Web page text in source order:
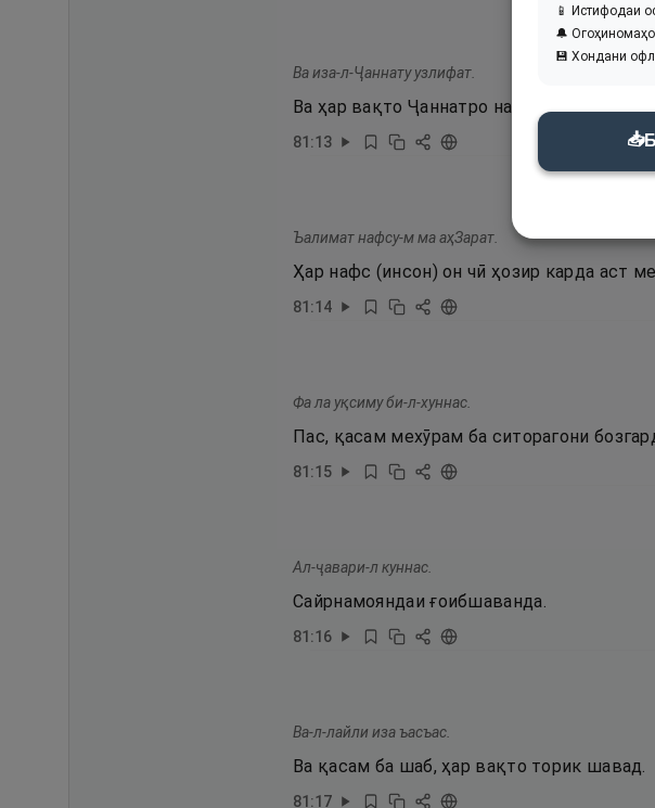
Ва иза-л-Ҷаннату узлифат.
Ва ҳар вақто Ҷаннатро наздик карда
81:13
Ъалимат нафсу-м ма аҳЗарат.
Ҳар нафс (инсон) он чӣ ҳозир карда аст
81:14
Фа ла уқсиму би-л-хуннас.
Пас, қасам мехӯрам ба ситорагони
81:15
Ал-ҷавари-л куннас.
Сайрнамояндаи ғоибшаванда.
81:16
Ва-л-лайли иза ъасъас.
Ва қасам ба шаб, ҳар вақто торик шавад.
81:17
📱 Истифодаи
🔔
💾 Хондани
📥